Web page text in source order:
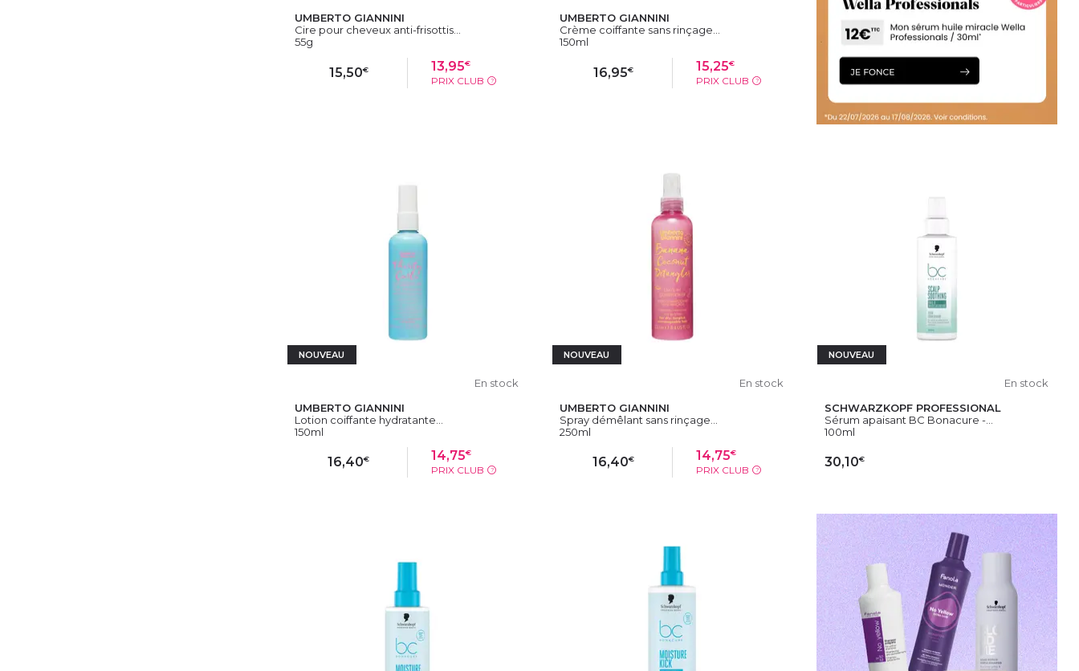
UMBERTO GIANNINI
Cire pour cheveux anti-frisottis...
55g
15,50€ 13,95€
PRIX CLUB ?
UMBERTO GIANNINI
Crème coiffante sans rinçage...
150ml
16,95€ 15,25€
PRIX CLUB ?
NOUVEAU
En stock
UMBERTO GIANNINI
Lotion coiffante hydratante...
150ml
16,40€ 14,75€
PRIX CLUB ?
NOUVEAU
En stock
UMBERTO GIANNINI
Spray démêlant sans rinçage...
250ml
16,40€ 14,75€
PRIX CLUB ?
NOUVEAU
En stock
SCHWARZKOPF PROFESSIONAL
Sérum apaisant BC Bonacure -...
100ml
30,10€